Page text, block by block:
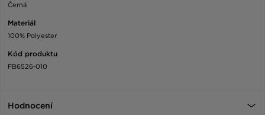
Černá
Materiál
100% Polyester
Kód produktu
FB6526-010
Hodnocení